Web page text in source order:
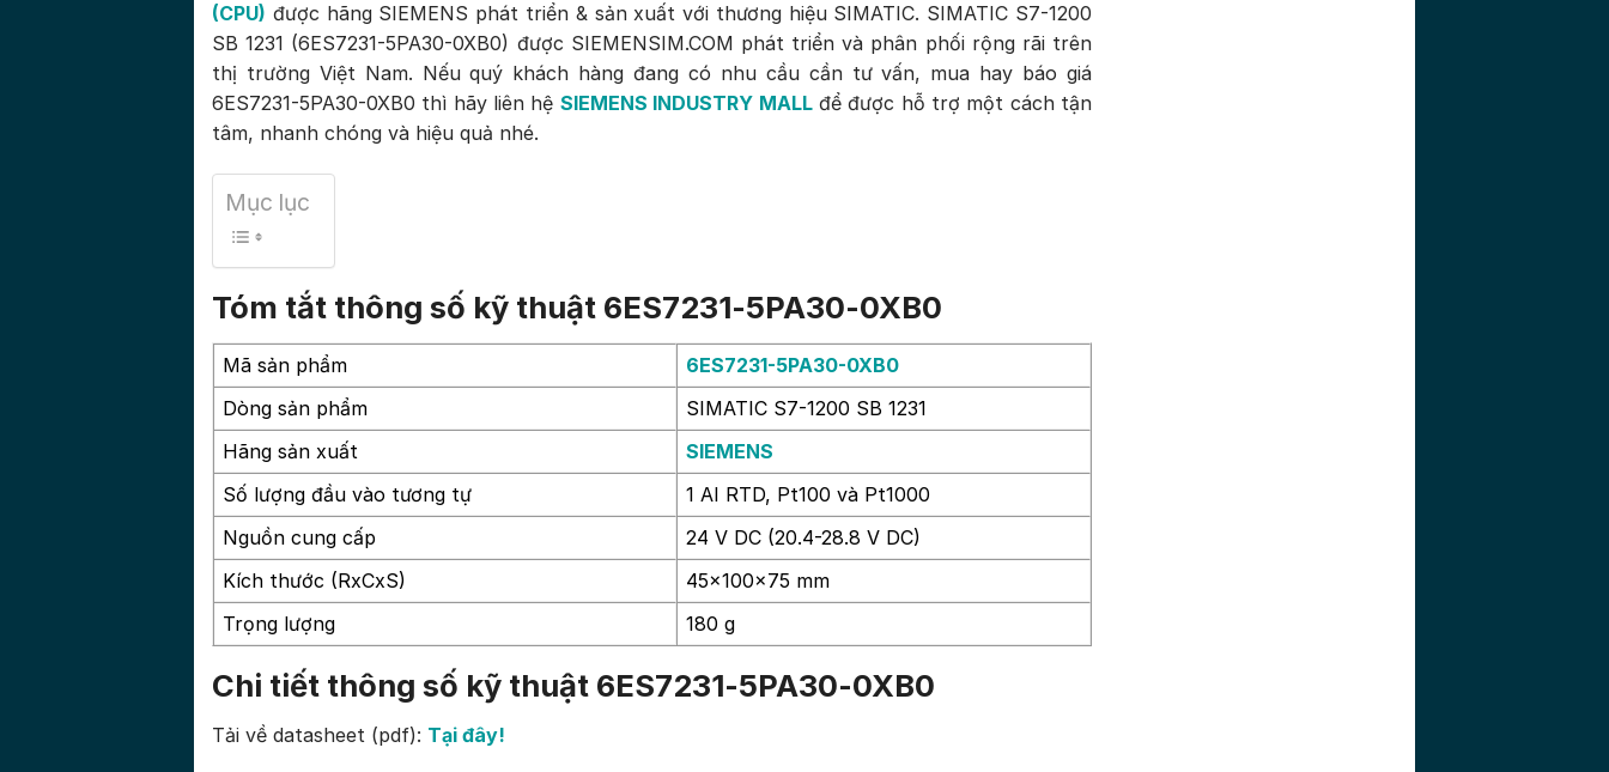
(CPU) được hãng SIEMENS phát triển & sản xuất với thương hiệu SIMATIC. SIMATIC S7-1200
SB 1231 (6ES7231-5PA30-0XB0) được SIEMENSIM.COM phát triển và phân phối rộng rãi trên
thị trường Việt Nam. Nếu quý khách hàng đang có nhu cầu cần tư vấn, mua hay báo giá
6ES7231-5PA30-0XB0 thì hãy liên hệ SIEMENS INDUSTRY MALLđể được hỗ trợ một cách tận
tâm, nhanh chóng và hiệu quả nhé.
Mục lục
Tóm tắt thông số kỹ thuật 6ES7231-5PA30-0XB0
Mã sản phẩm
6ES7231-5PA30-0XB0
Dòng sản phẩm
SIMATIC S7-1200 SB 1231
Hãng sản xuất
SIEMENS
Số lượng đầu vào tương tự
1 AI RTD, Pt100 và Pt1000
Nguồn cung cấp
24 V DC (20.4-28.8 V DC)
Kích thước (RxCxS)
45x100x75 mm
Trọng lượng
180 g
Chi tiết thông số kỹ thuật 6ES7231-5PA30-0XB0
Tải về datasheet (pdf): Tại đây!